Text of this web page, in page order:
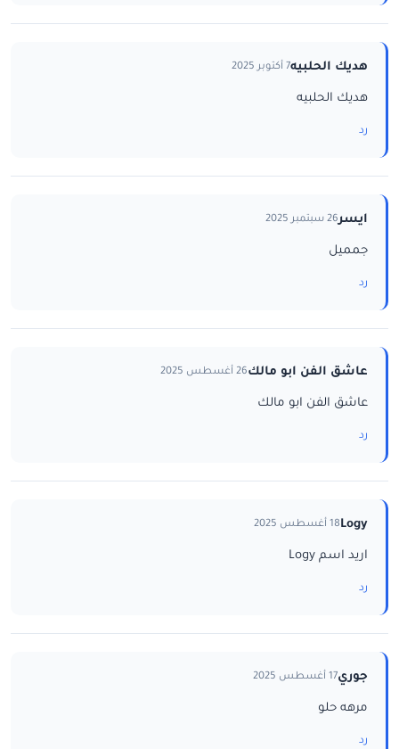
هديك الحلبيه7 أكتوبر 2025
هديك الحلبيه
رد
ايسر26 سبتمبر 2025
جمميل
رد
عاشق الفن ابو مالك26 أغسطس 2025
عاشق الفن ابو مالك
رد
Logy18 أغسطس 2025
اريد اسم Logy
رد
جوري17 أغسطس 2025
مرهه حلو
رد